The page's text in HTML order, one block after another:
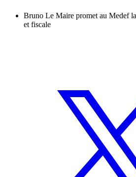
Bruno Le Maire promet au Medef
et fiscale